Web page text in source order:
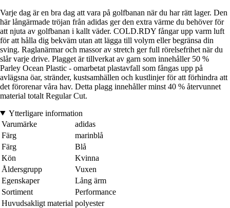
Varje dag är en bra dag att vara på golfbanan när du har rätt lager. Den
här långärmade tröjan från adidas ger den extra värme du behöver för
att njuta av golfbanan i kallt väder. COLD.RDY fångar upp varm luft
för att hålla dig bekväm utan att lägga till volym eller begränsa din
sving. Raglanärmar och massor av stretch ger full rörelsefrihet när du
slår varje drive. Plagget är tillverkat av garn som innehåller 50 %
Parley Ocean Plastic - omarbetat plastavfall som fångas upp på
avlägsna öar, stränder, kustsamhällen och kustlinjer för att förhindra att
det förorenar våra hav. Detta plagg innehåller minst 40 % återvunnet
material totalt Regular Cut.
Ytterligare information
Varumärke
adidas
Färg
marinblå
Färg
Blå
Kön
Kvinna
Åldersgrupp
Vuxen
Egenskaper
Lång ärm
Sortiment
Performance
Huvudsakligt material polyester